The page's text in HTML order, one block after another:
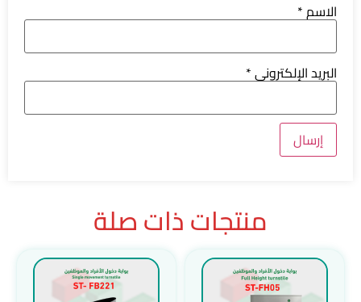
الاسم*
البريد الإلكتروني*
منتجات ذات صلة